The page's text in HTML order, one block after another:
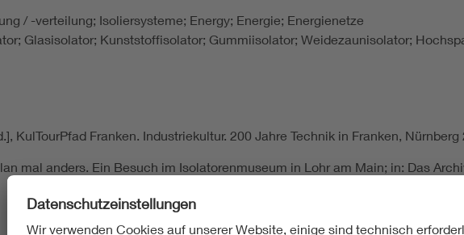
/ -verteilung; Isoliersysteme; Energy; Energie; Energienetze
Glasisolator; Kunststoffisolator; Gummiisolator; Weidezaunisolator;
KulTourPfad Franken. Industriekultur. 200 Jahre Technik in Franken, Nürnberg
mal anders. Ein Besuch im Isolatorenmuseum in Lohr am Main; in: Das